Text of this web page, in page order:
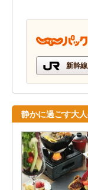
新幹
静かに過ごす大